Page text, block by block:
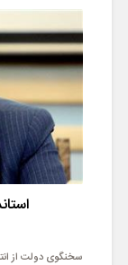
سخنگوی دولت از